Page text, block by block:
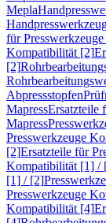
Mepla
für
Kompatibilität [2]
[2]
Abpressstopfen
MapressErsatzteile
Mapress
Presswerkzeuge
[2]Ersatzteile für
Kompatibilität [1] /
[1] / [2]
Presswerkzeuge
Kompatibilität [4]